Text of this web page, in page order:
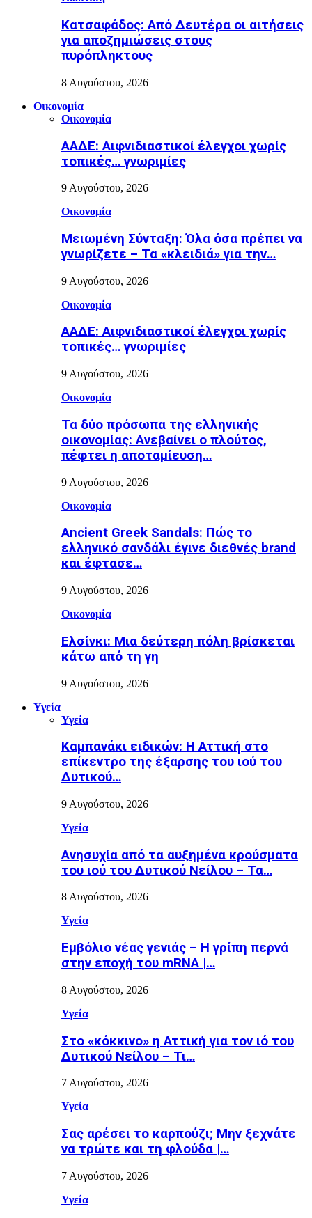
Κατσαφάδος: Από Δευτέρα οι αιτήσεις
για αποζημιώσεις στους
πυρόπληκτους
8 Αυγούστου, 2026
Οικονομία
Οικονομία
ΑΑΔΕ: Αιφνιδιαστικοί έλεγχοι χωρίς
τοπικές… γνωριμίες
9 Αυγούστου, 2026
Οικονομία
Μειωμένη Σύνταξη: Όλα όσα πρέπει να
γνωρίζετε – Τα «κλειδιά» για την…
9 Αυγούστου, 2026
Οικονομία
ΑΑΔΕ: Αιφνιδιαστικοί έλεγχοι χωρίς
τοπικές… γνωριμίες
9 Αυγούστου, 2026
Οικονομία
Τα δύο πρόσωπα της ελληνικής
οικονομίας: Aνεβαίνει ο πλούτος,
πέφτει η αποταμίευση…
9 Αυγούστου, 2026
Οικονομία
Ancient Greek Sandals: Πώς το
ελληνικό σανδάλι έγινε διεθνές brand
και έφτασε…
9 Αυγούστου, 2026
Οικονομία
Ελσίνκι: Mια δεύτερη πόλη βρίσκεται
κάτω από τη γη
9 Αυγούστου, 2026
Υγεία
Υγεία
Καμπανάκι ειδικών: Η Αττική στο
επίκεντρο της έξαρσης του ιού του
Δυτικού…
9 Αυγούστου, 2026
Υγεία
Ανησυχία από τα αυξημένα κρούσματα
του ιού του Δυτικού Νείλου – Τα…
8 Αυγούστου, 2026
Υγεία
Εµβόλιο νέας γενιάς – Η γρίπη περνά
στην εποχή του mRNA |…
8 Αυγούστου, 2026
Υγεία
Στο «κόκκινο» η Αττική για τον ιό του
Δυτικού Νείλου – Τι…
7 Αυγούστου, 2026
Υγεία
Σας αρέσει το καρπούζι; Μην ξεχνάτε
να τρώτε και τη φλούδα |…
7 Αυγούστου, 2026
Υγεία